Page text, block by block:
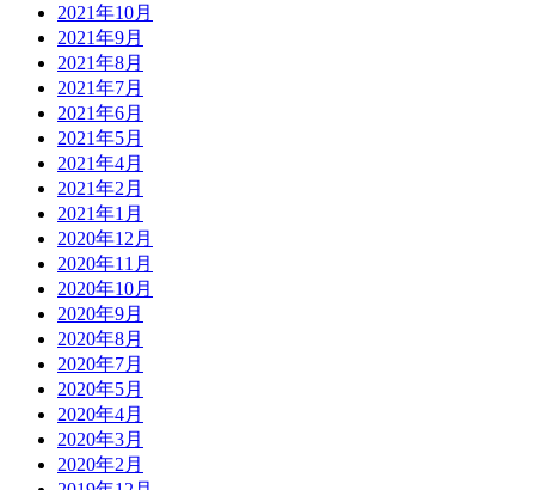
2021年10月
2021年9月
2021年8月
2021年7月
2021年6月
2021年5月
2021年4月
2021年2月
2021年1月
2020年12月
2020年11月
2020年10月
2020年9月
2020年8月
2020年7月
2020年5月
2020年4月
2020年3月
2020年2月